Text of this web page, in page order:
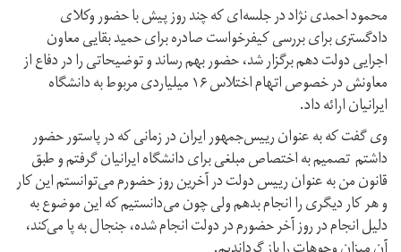
محمود احمدی نژاد در جلسه‌ای که چند روز پیش با حضور وکلای
دادگستری برای بررسی کیفرخواست صادره برای حمید بقایی معاون
اجرایی دولت دهم برگزار شد، حضور بهم رساند و توضیحاتی را در دفاع از
معاونش در خصوص اتهام اختلاس ۱۶ میلیاردی مربوط به دانشگاه
ایرانیان ارائه داد.
وی گفت که به عنوان رییس‌جمهور ایران در زمانی که در پاستور حضور
داشتم تصمیم به اختصاص مبلغی برای دانشگاه ایرانیان گرفتم و طبق
قانون من به عنوان رییس دولت در آخرین روز حضورم می‌توانستم این کار
و هر کار دیگری را انجام بدهم ولی چون می‌دانستیم که این موضوع به
دلیل انجام در روز آخر حضورم در دولت انجام شده، جنجال به پا می‌کند،